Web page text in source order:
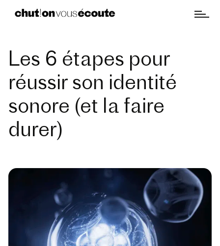
Les 6 étapes pour
réussir son identité
sonore (et la faire
durer)